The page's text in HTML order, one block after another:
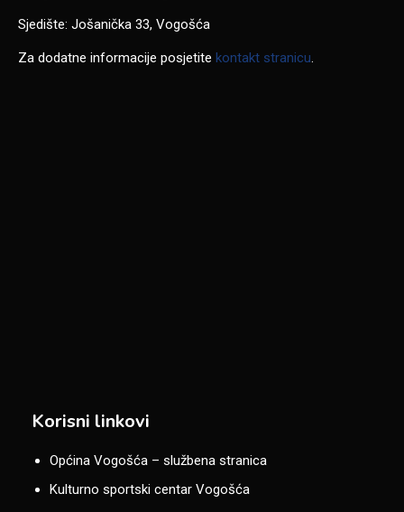
Sjedište: Jošanička 33, Vogošća
Za dodatne informacije posjetite kontakt stranicu
Korisni linkovi
Općina Vogošća – službena stranica
Kulturno sportski centar Vogošća